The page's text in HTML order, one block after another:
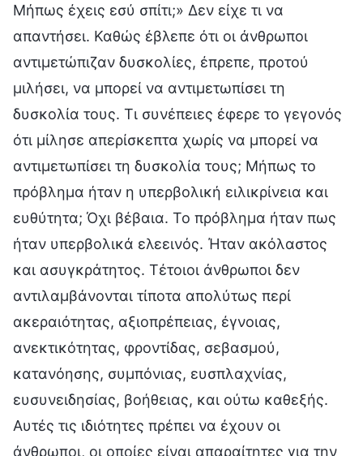
Μήπως έχεις εσύ σπίτι;» Δεν είχε τι να
απαντήσει. Καθώς έβλεπε ότι οι άνθρωποι
αντιμετώπιζαν δυσκολίες, έπρεπε, προτού
μιλήσει, να μπορεί να αντιμετωπίσει τη
δυσκολία τους. Τι συνέπειες έφερε το γεγονός
ότι μίλησε απερίσκεπτα χωρίς να μπορεί να
αντιμετωπίσει τη δυσκολία τους; Μήπως το
πρόβλημα ήταν η υπερβολική ειλικρίνεια και
ευθύτητα; Όχι βέβαια. Το πρόβλημα ήταν πως
ήταν υπερβολικά ελεεινός. Ήταν ακόλαστος
και ασυγκράτητος. Τέτοιοι άνθρωποι δεν
αντιλαμβάνονται τίποτα απολύτως περί
ακεραιότητας, αξιοπρέπειας, έγνοιας,
ανεκτικότητας, φροντίδας, σεβασμού,
κατανόησης, συμπόνιας, ευσπλαχνίας,
ευσυνειδησίας, βοήθειας, και ούτω καθεξής.
Αυτές τις ιδιότητες πρέπει να έχουν οι
άνθρωποι, οι οποίες είναι απαραίτητες για την